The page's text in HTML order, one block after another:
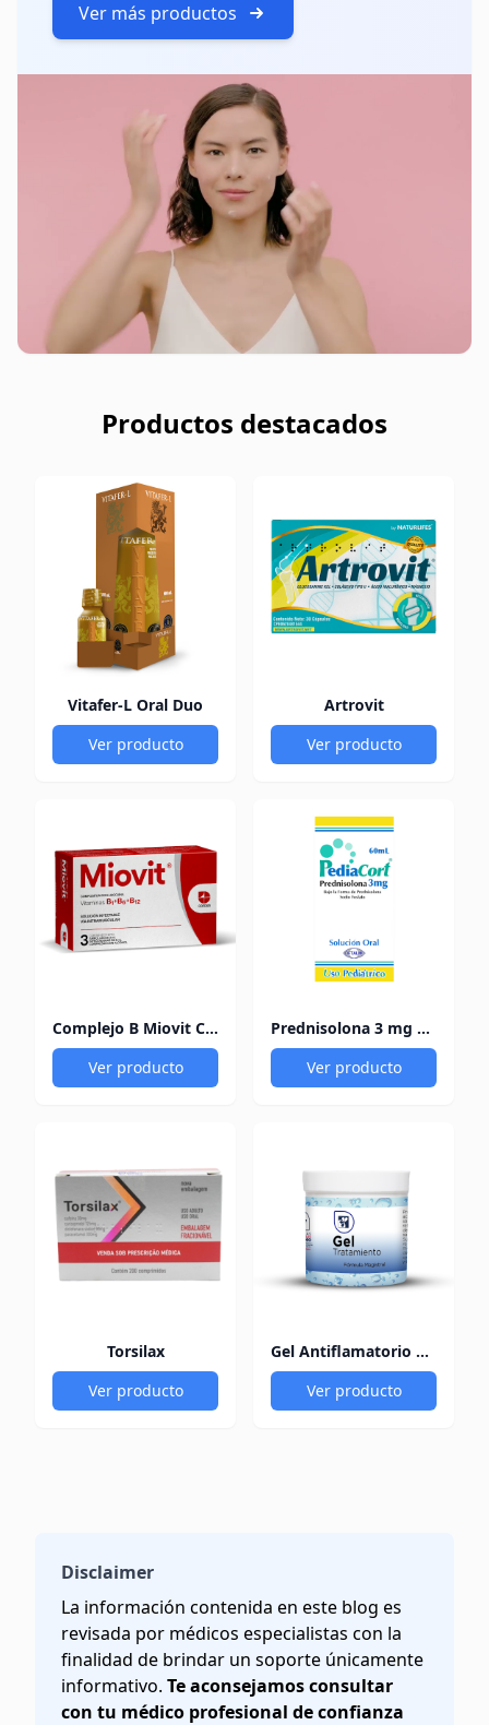
Ver más productos
Productos destacados
Vitafer-L Oral Duo
Ver producto
Artrovit
Ver producto
Complejo B Miovit Cofasa
Ver producto
Prednisolona 3 mg Pediacort
Ver producto
Torsilax
Ver producto
Gel Antiflamatorio 60Gr
Ver producto
Disclaimer
La información contenida en este blog es
revisada por médicos especialistas con la
finalidad de brindar un soporte únicamente
informativo. Te aconsejamos consultar
con tu médico profesional de confianza